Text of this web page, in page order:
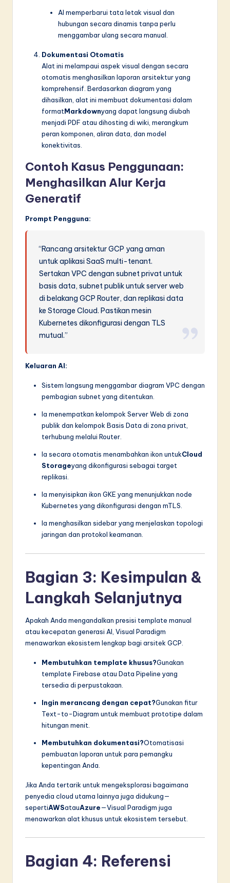
AI memperbarui tata letak visual dan
hubungan secara dinamis tanpa perlu
menggambar ulang secara manual.
Dokumentasi Otomatis
Alat ini melampaui aspek visual dengan secara
otomatis menghasilkan laporan arsitektur yang
komprehensif. Berdasarkan diagram yang
dihasilkan, alat ini membuat dokumentasi dalam
formatMarkdownyang dapat langsung diubah
menjadi PDF atau dihosting di wiki, merangkum
peran komponen, aliran data, dan model
konektivitas.
Contoh Kasus Penggunaan:
Menghasilkan Alur Kerja
Generatif
Prompt Pengguna:
“Rancang arsitektur GCP yang aman
untuk aplikasi SaaS multi-tenant.
Sertakan VPC dengan subnet privat untuk
basis data, subnet publik untuk server web
di belakang GCP Router, dan replikasi data
ke Storage Cloud. Pastikan mesin
Kubernetes dikonfigurasi dengan TLS
mutual.”
Keluaran AI:
Sistem langsung menggambar diagram VPC dengan
pembagian subnet yang ditentukan.
Ia menempatkan kelompok Server Web di zona
publik dan kelompok Basis Data di zona privat,
terhubung melalui Router.
Ia secara otomatis menambahkan ikon untukCloud
Storageyang dikonfigurasi sebagai target
replikasi.
Ia menyisipkan ikon GKE yang menunjukkan node
Kubernetes yang dikonfigurasi dengan mTLS.
Ia menghasilkan sidebar yang menjelaskan topologi
jaringan dan protokol keamanan.
Bagian 3: Kesimpulan &
Langkah Selanjutnya
Apakah Anda mengandalkan presisi template manual
atau kecepatan generasi AI, Visual Paradigm
menawarkan ekosistem lengkap bagi arsitek GCP.
Membutuhkan template khusus?Gunakan
template Firebase atau Data Pipeline yang
tersedia di perpustakaan.
Ingin merancang dengan cepat?Gunakan fitur
Text-to-Diagram untuk membuat prototipe dalam
hitungan menit.
Membutuhkan dokumentasi?Otomatisasi
pembuatan laporan untuk para pemangku
kepentingan Anda.
Jika Anda tertarik untuk mengeksplorasi bagaimana
penyedia cloud utama lainnya juga didukung—
sepertiAWSatauAzure—Visual Paradigm juga
menawarkan alat khusus untuk ekosistem tersebut.
Bagian 4: Referensi